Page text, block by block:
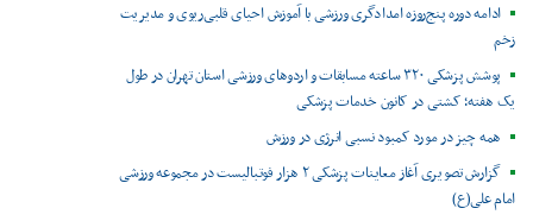
ادامه دوره پنج‌روزه امدادگری ورزشی با آموزش احیای قلبی‌ریوی و مدیریت
زخم
پوشش پزشکی ۳۲۰ ساعته مسابقات و اردوهای ورزشی استان تهران در طول
یک هفته؛ کشتی در کانون خدمات پزشکی
همه چیز در مورد کمبود نسبی انرژی در ورزش
گزارش تصویری آغاز معاینات پزشکی ۲ هزار فوتبالیست در مجموعه ورزشی
امام علی(ع)